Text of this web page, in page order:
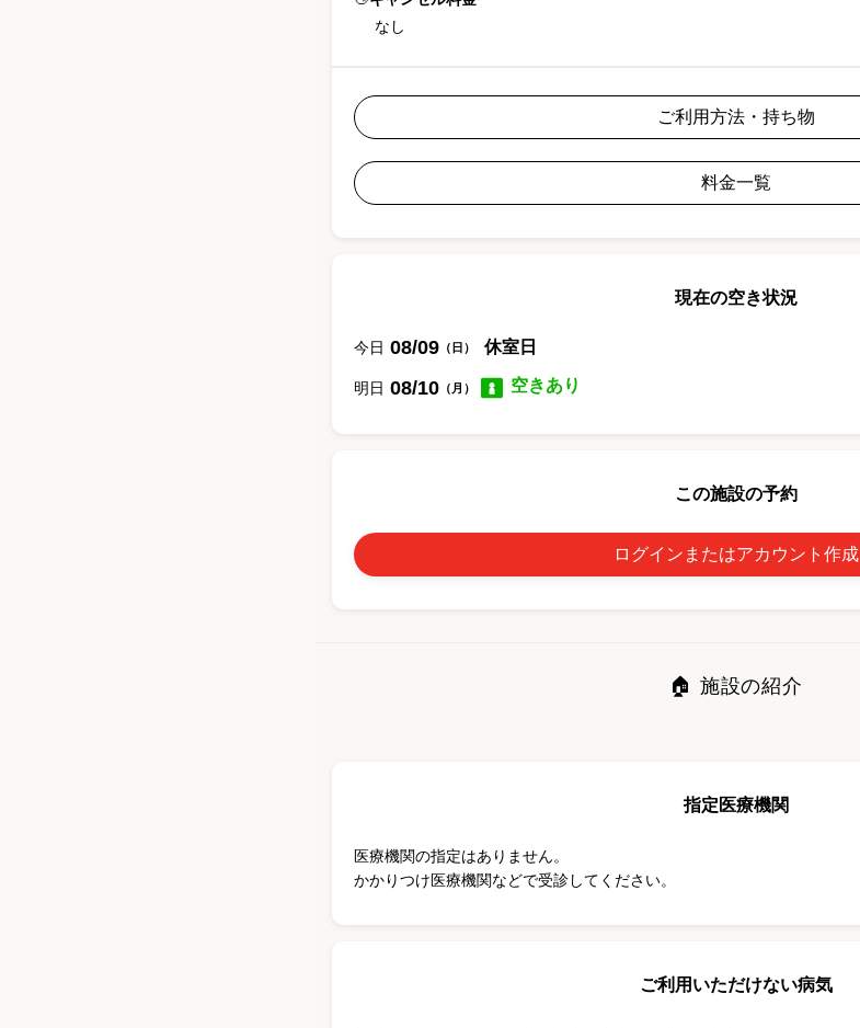
なし
ご利用方法・持ち物
料金一覧
現在の空き状況
今日 08/09 （ 日） 休室日
明日 08/10 （ 月 ） 空きあり
この施設の予約
ログインまたはアカウント作成
🏠 施設の紹介
指定医療機関
医療機関の指定はありません。
かかりつけ医療機関などで受診してください。
ご利用いただけない病気